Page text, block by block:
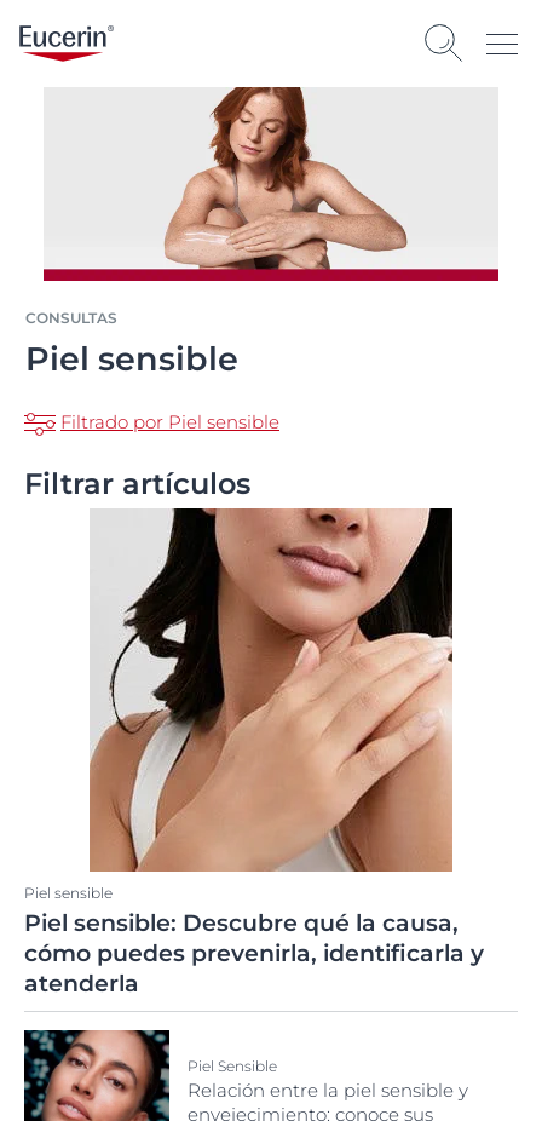
CONSULTAS
Piel sensible
Filtrado por Piel sensible
Filtrar artículos
Piel sensible
Piel sensible: Descubre qué la causa,
cómo puedes prevenirla, identificarla y
atenderla
Piel Sensible
Relación entre la piel sensible y
envejecimiento: conoce sus